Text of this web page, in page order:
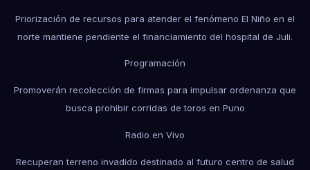
Priorización de recursos para atender el fenómeno El Niño en el
norte mantiene pendiente el financiamiento del hospital de Juli.
Programación
Promoverán recolección de firmas para impulsar ordenanza que
busca prohibir corridas de toros en Puno
Radio en Vivo
Recuperan terreno invadido destinado al futuro centro de salud